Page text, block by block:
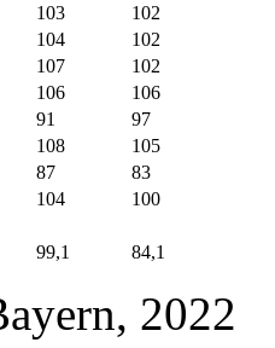
103
102
104
102
107
102
106
106
91
97
108
105
87
83
104
100
99,1 84,1
2022